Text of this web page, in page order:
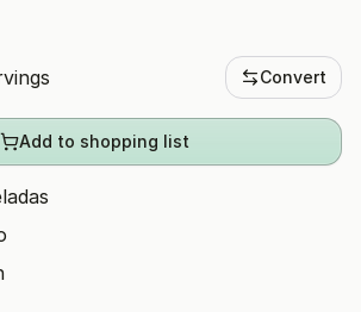
Convert
Add to shopping list